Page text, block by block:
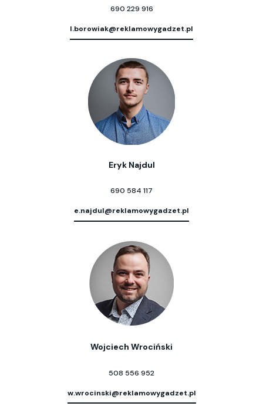
690 229 916
l.borowiak@reklamowygadzet.pl
Eryk Najdul
690 584 117
e.najdul@reklamowygadzet.pl
Wojciech Wrociński
508 556 952
w.wrocinski@reklamowygadzet.pl